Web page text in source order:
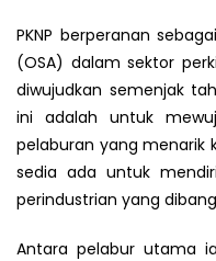
PKNP berperanan
(OSA) dalam sektor
diwujudkan semenjak
ini adalah untuk
pelaburan yang menarik
sedia ada untuk
perindustrian yang
Antara pelabur utama